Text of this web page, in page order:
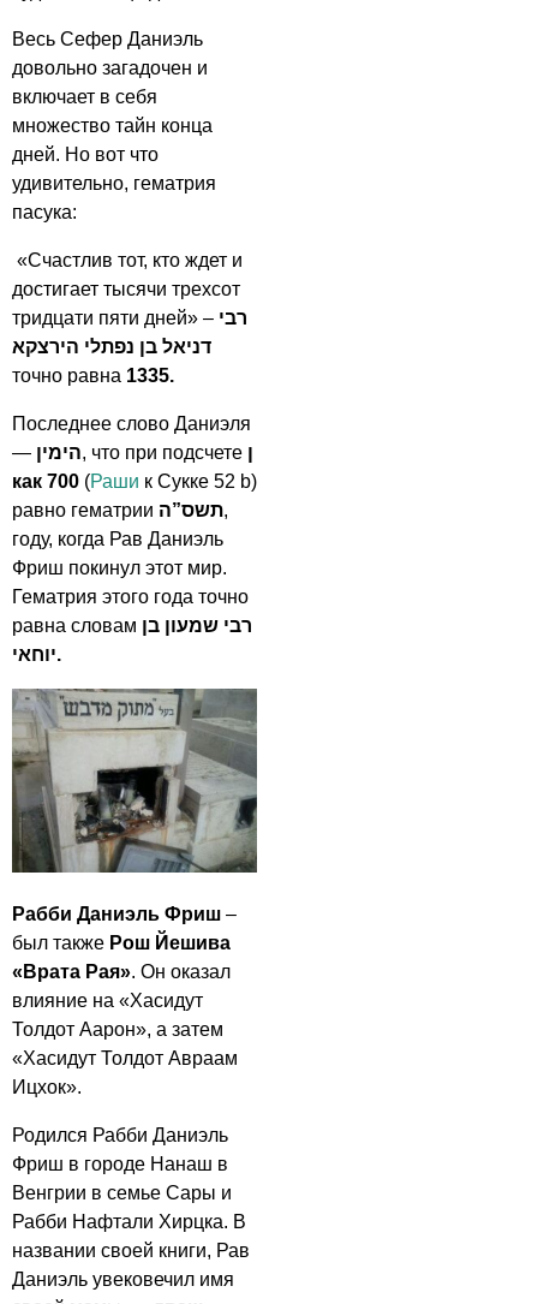
Весь Сефер Даниэль
довольно загадочен и
включает в себя
множество тайн конца
дней. Но вот что
удивительно, гематрия
пасука:
«Счастлив тот, кто ждет и
достигает тысячи трехсот
тридцати пяти дней» – רבי
דניאל בן נפתלי הירצקא
точно равна 1335.
Последнее слово Даниэля
— הימין, что при подсчете ן
как 700 (Раши к Сукке 52 b)
равно гематрии תשס”ה,
году, когда Рав Даниэль
Фриш покинул этот мир.
Гематрия этого года точно
равна словам רבי שמעון בן
יוחאי.
Рабби Даниэль Фриш –
был также Рош Йешива
«Врата Рая». Он оказал
влияние на «Хасидут
Толдот Аарон», а затем
«Хасидут Толдот Авраам
Ицхок».
Родился Рабби Даниэль
Фриш в городе Нанаш в
Венгрии в семье Сары и
Рабби Нафтали Хирцка. В
названии своей книги, Рав
Даниэль увековечил имя